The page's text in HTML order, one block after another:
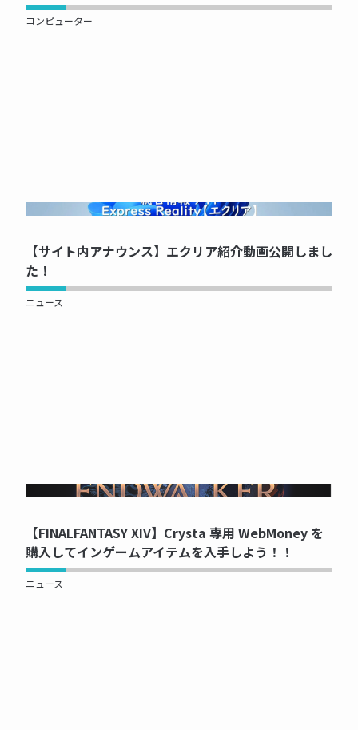
コンピューター
NOW PRINTING...
【サイト内アナウンス】エクリア紹介動画公開しまし
た！
ニュース
NOW PRINTING...
【FINALFANTASY XIV】Crysta 専用 WebMoney を
購入してインゲームアイテムを入手しよう！！
ニュース